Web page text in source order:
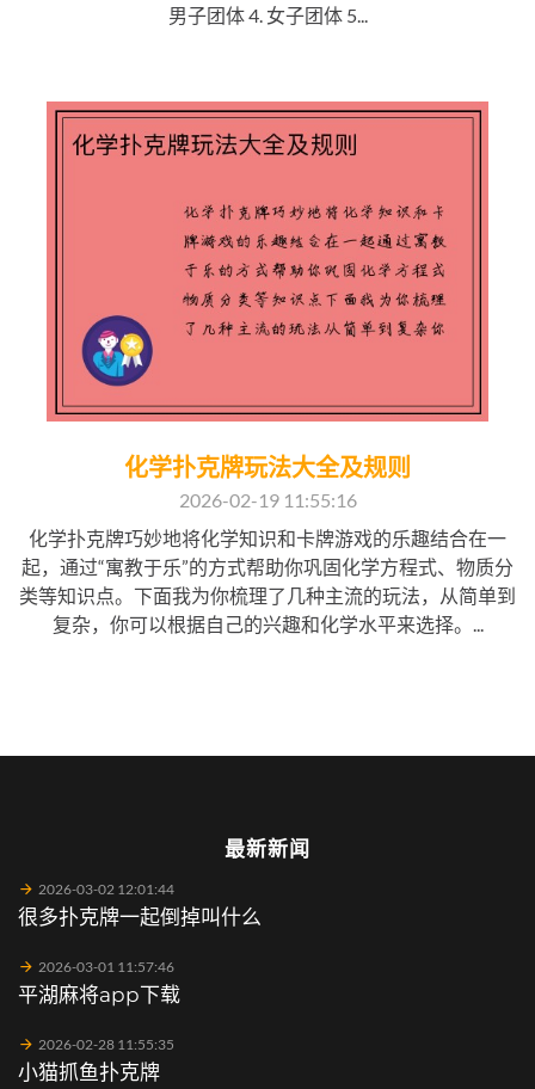
男子团体 4. 女子团体 5...
化学扑克牌玩法大全及规则
2026-02-19 11:55:16
化学扑克牌巧妙地将化学知识和卡牌游戏的乐趣结合在一
起，通过“寓教于乐”的方式帮助你巩固化学方程式、物质分
类等知识点。下面我为你梳理了几种主流的玩法，从简单到
复杂，你可以根据自己的兴趣和化学水平来选择。...
最新新闻
2026-03-02 12:01:44
很多扑克牌一起倒掉叫什么
2026-03-01 11:57:46
平湖麻将app下载
2026-02-28 11:55:35
小猫抓鱼扑克牌